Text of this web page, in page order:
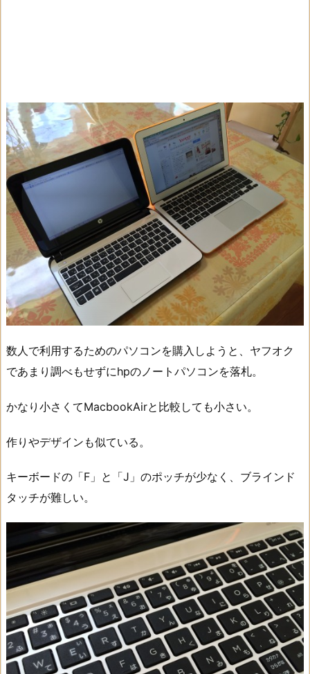
数人で利用するためのパソコンを購入しようと、ヤフオク
であまり調べもせずにhpのノートパソコンを落札。
かなり小さくてMacbookAirと比較しても小さい。
作りやデザインも似ている。
キーボードの「F」と「J」のポッチが少なく、ブラインド
タッチが難しい。